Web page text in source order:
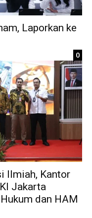
Laporkan ke
0
Ilmiah, Kantor
Jakarta
dan HAM